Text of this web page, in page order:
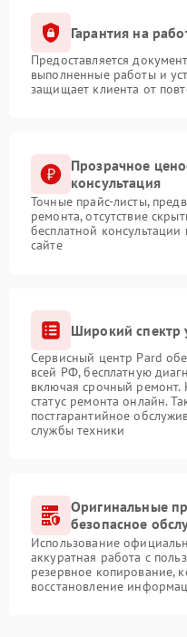
Гарантия на
Предоставляется
выполненные работы и
защищает клиента от
Прозрачное
консультация
Точные прайс-листы,
ремонта, отсутствие
бесплатной
сайте
Широкий спектр
Сервисный центр Pard
всей РФ, бесплатную
включая срочный ремонт.
статус ремонта онлайн.
постгарантийное
службы техники
Оригинальные
безопасное
Использование
аккуратная работа с
резервное копирование,
восстановление